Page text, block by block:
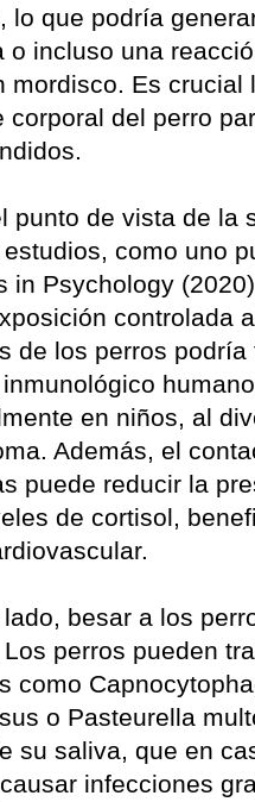
lo que podría
o incluso una
mordisco. Es crucial
corporal del perro
punto de vista de la
como uno
in Psychology
controlada
de los perros podría
en niños, al
Además, el
puede reducir la
de cortisol,
lado, besar a los
perros pueden
como
o Pasteurella
su saliva, que en
infecciones